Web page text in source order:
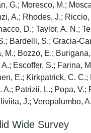
G.; Moresco, M.;
A.; Rhodes, J.;
D.; Taylor, A. N.;
Bardelli, S.; Gracia-
Bozzo, E.;
Escoffer, S.; Farina,
E.; Kirkpatrick, C.
A.; Patrizii, L.; Popa,
J.; Veropalumbo,
Wide Survey